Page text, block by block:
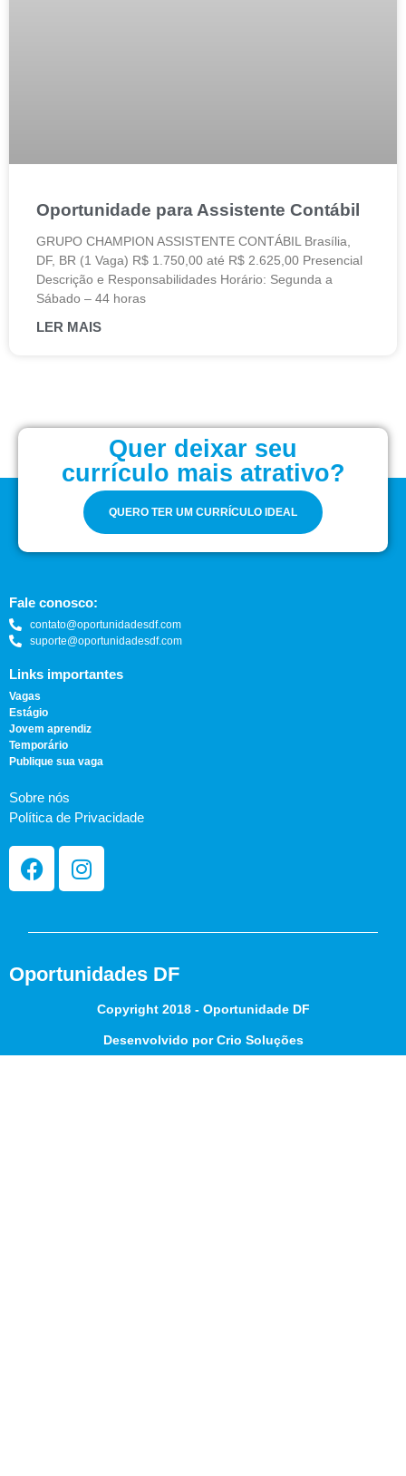
Oportunidade para Assistente Contábil
GRUPO CHAMPION ASSISTENTE CONTÁBIL Brasília,
DF, BR (1 Vaga) R$ 1.750,00 até R$ 2.625,00 Presencial
Descrição e Responsabilidades Horário: Segunda a
Sábado – 44 horas
LER MAIS
Quer deixar seu
currículo mais atrativo?
QUERO TER UM CURRÍCULO IDEAL
Fale conosco:
contato@oportunidadesdf.com
suporte@oportunidadesdf.com
Links importantes
Vagas
Estágio
Jovem aprendiz
Temporário
Publique sua vaga
Sobre nós
Política de Privacidade
Oportunidades DF
Copyright 2018 - Oportunidade DF
Desenvolvido por Crio Soluções